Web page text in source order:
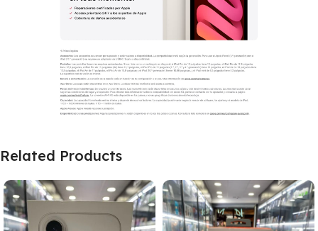
Related Products